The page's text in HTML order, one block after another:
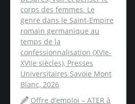
corps des femmes. Le
genre dans le Saint-Empire
romain germanique au
temps de la
confessionnalisation (XVIe-
XVIIe siècles), Presses
Universitaires Savoie Mont
Blanc, 2026
Offre d’emploi – ATER à